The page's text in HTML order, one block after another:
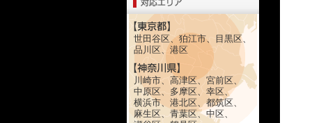
世田谷区、狛江市、目黒区、
品川区、港区
川崎市、高津区、宮前区、
中原区、多摩区、幸区、
横浜市、港北区、都筑区、
麻生区、青葉区、中区、